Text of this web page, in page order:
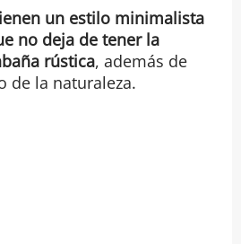
un estilo minimalista
no deja de tener la
rústica, además de
de la naturaleza.